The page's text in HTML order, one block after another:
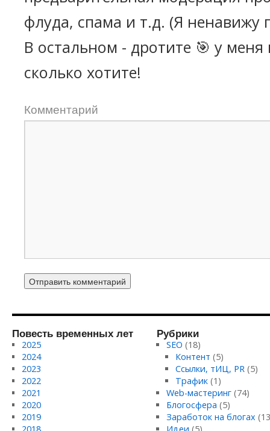
флуда, спама и т.д. (Я ненавижу
В остальном - дротите 🎯 у
сколько хотите!
Комментарий
Повесть временных лет
2025
2024
2023
2022
2021
2020
2019
Рубрики
SEO (18)
Контент (5)
Ссылки, тИЦ, PR (5)
Трафик (1)
Web-мастеринг(74)
Блогосфера (5)
Заработок на блогах